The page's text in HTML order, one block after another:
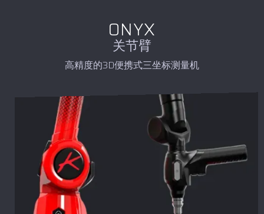
ONYX
关节臂
高精度的3D便携式三坐标测量机